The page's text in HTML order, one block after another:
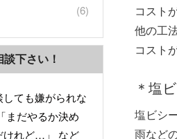
コスト
他の工
コスト
＊塩
塩ビシ
雨など
(6)
下さい！
しても嫌がられな
まだやるか決め
けれど…」 など